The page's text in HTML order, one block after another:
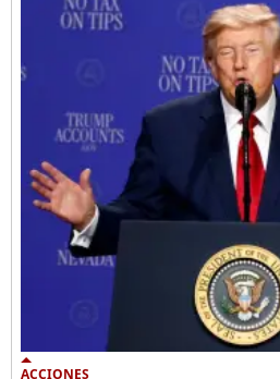
ACCIONES